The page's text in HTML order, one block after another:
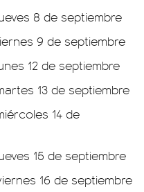
8 de septiembre
9 de septiembre
12 de septiembre
13 de septiembre
14 de
15 de septiembre
16 de septiembre